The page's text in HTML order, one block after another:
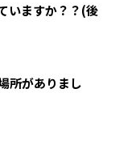
いますか？？(後
所がありまし